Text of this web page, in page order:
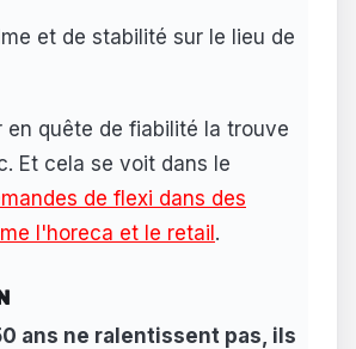
et de stabilité sur le lieu de
en quête de fiabilité la trouve
Et cela se voit dans le
de flexi dans des
l'horeca et le retail.
ans ne ralentissent pas, ils